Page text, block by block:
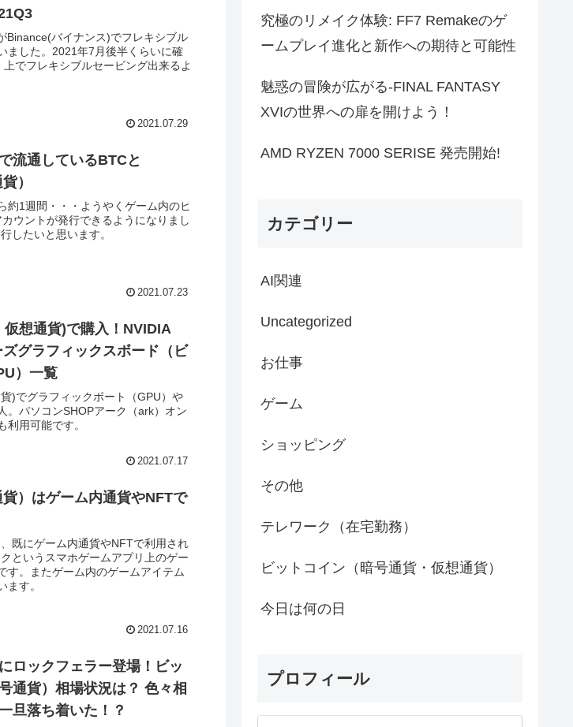
Binance(バイナンス)でフレキシブル
ました。2021年7月後半くらいに確
でフレキシブルセービング出来るよ
2021.07.29
流通しているBTCと
）
約1週間・・・ようやくゲーム内のヒ
ウントが発行できるようになりまし
したいと思います。
2021.07.23
想通貨)で購入！NVIDIA
グラフィックスボード（ビ
）一覧
)でグラフィックボート（GPU）や
。パソコンSHOPアーク（ark）オン
利用可能です。
2021.07.17
）はゲーム内通貨やNFTで
既にゲーム内通貨やNFTで利用され
というスマホゲームアプリ上のゲー
す。またゲーム内のゲームアイテム
ます。
2021.07.16
ロックフェラー登場！ビッ
通貨）相場状況は？ 色々相
旦落ち着いた！？
究極のリメイク体験: FF7 Remakeのゲ
ームプレイ進化と新作への期待と可能性
魅惑の冒険が広がる-FINAL FANTASY
XVIの世界への扉を開けよう！
AMD RYZEN 7000 SERISE 発売開始!
カテゴリー
AI関連
Uncategorized
お仕事
ゲーム
ショッピング
その他
テレワーク（在宅勤務）
ビットコイン（暗号通貨・仮想通貨）
今日は何の日
プロフィール